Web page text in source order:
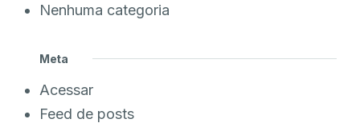
Nenhuma categoria
Meta
Acessar
Feed de posts